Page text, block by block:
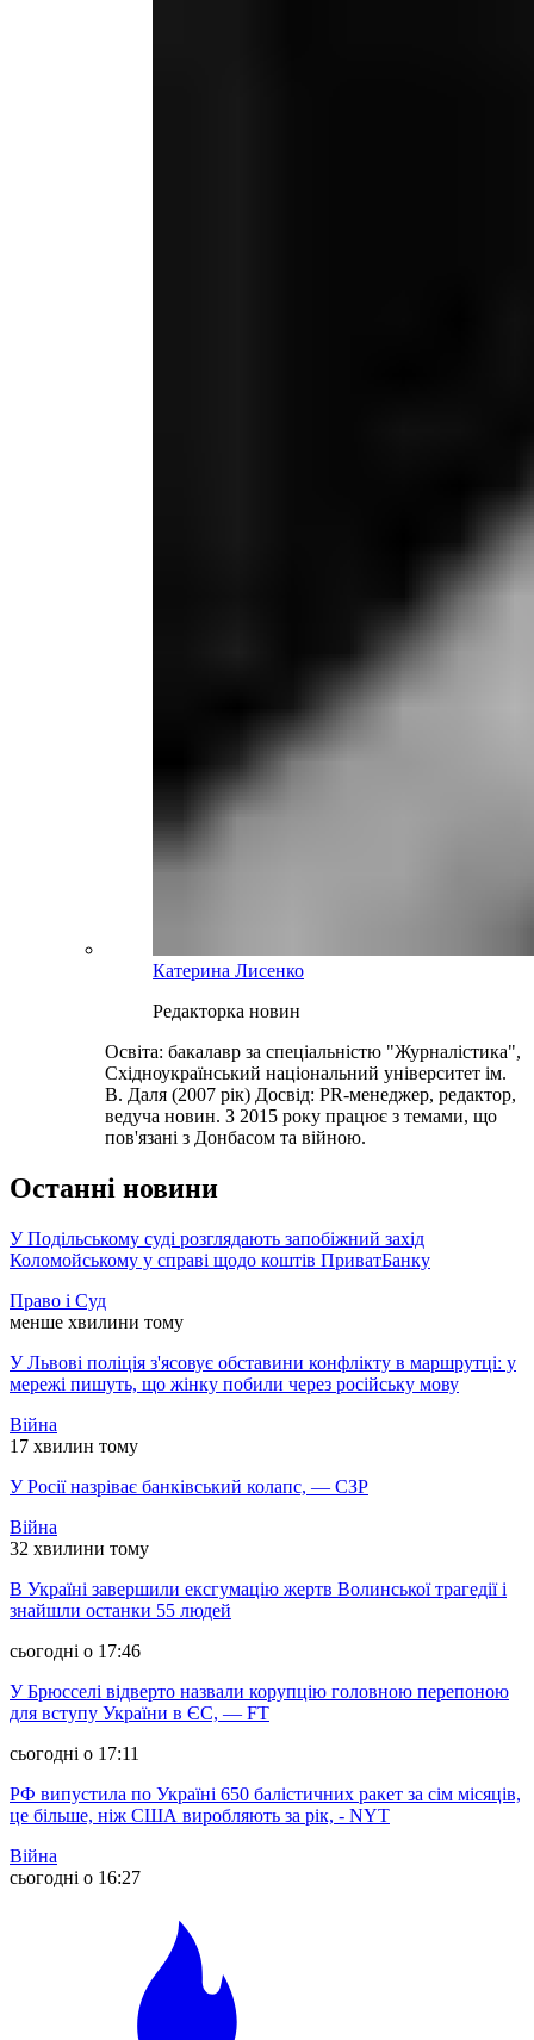
Катерина Лисенко
Редакторка новин
Освіта: бакалавр за спеціальністю "Журналістика",
Східноукраїнський національний університет ім.
В. Даля (2007 рік) Досвід: PR-менеджер, редактор,
ведуча новин. З 2015 року працює з темами, що
пов'язані з Донбасом та війною.
Останні новини
У Подільському суді розглядають запобіжний захід
Коломойському у справі щодо коштів ПриватБанку
Право і Суд
менше хвилини тому
У Львові поліція з'ясовує обставини конфлікту в маршрутці: у
мережі пишуть, що жінку побили через російську мову
Війна
17 хвилин тому
У Росії назріває банківський колапс, — СЗР
Війна
32 хвилини тому
В Україні завершили ексгумацію жертв Волинської трагедії і
знайшли останки 55 людей
сьогодні о 17:46
У Брюсселі відверто назвали корупцію головною перепоною
для вступу України в ЄС, — FT
сьогодні о 17:11
РФ випустила по Україні 650 балістичних ракет за сім місяців,
це більше, ніж США виробляють за рік, - NYT
Війна
сьогодні о 16:27